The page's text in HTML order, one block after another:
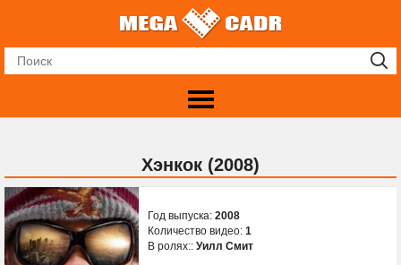
Хэнкок (2008)
Год выпуска: 2008
Количество видео: 1
В ролях:: Уилл Смит